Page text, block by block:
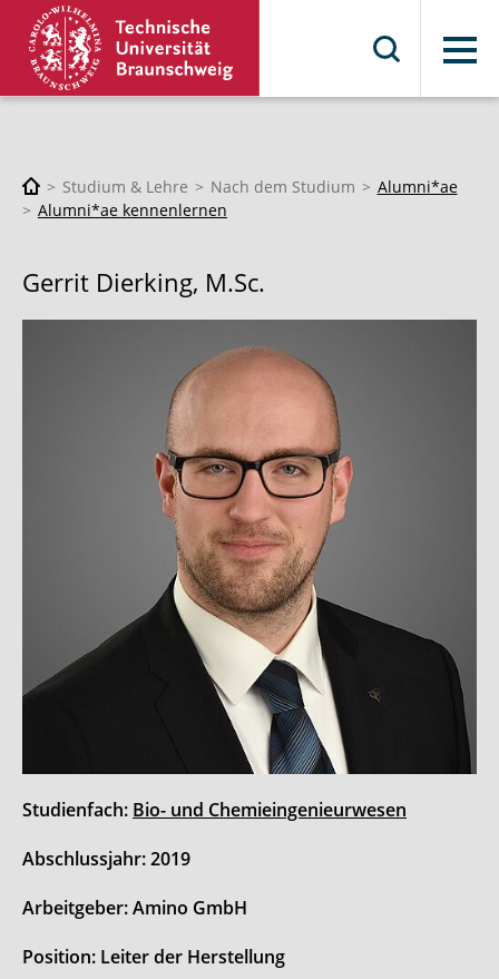
Menü
Studium & Lehre Nach dem Studium
Alumni*ae
Alumni*ae kennenlernen
Gerrit Dierking, M.Sc.
Studienfach: Bio- und Chemieingenieurwesen
Abschlussjahr: 2019
Arbeitgeber: Amino GmbH
Position: Leiter der Herstellung